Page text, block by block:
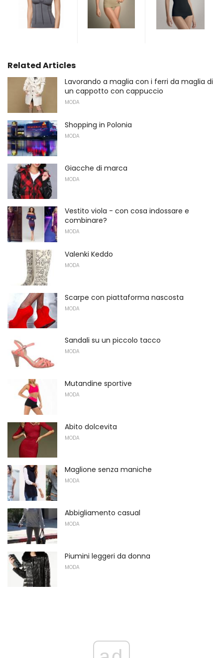
Related Articles
Lavorando a maglia con i ferri da maglia di
un cappotto con cappuccio
MODA
Shopping in Polonia
MODA
Giacche di marca
MODA
Vestito viola - con cosa indossare e
combinare?
MODA
Valenki Keddo
MODA
Scarpe con piattaforma nascosta
MODA
Sandali su un piccolo tacco
MODA
Mutandine sportive
MODA
Abito dolcevita
MODA
Maglione senza maniche
MODA
Abbigliamento casual
MODA
Piumini leggeri da donna
MODA